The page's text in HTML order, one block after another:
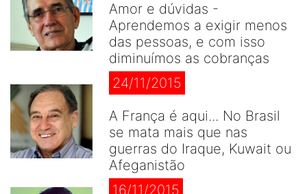
Amor e dúvidas -
Aprendemos a exigir menos
das pessoas, e com isso
diminuímos as cobranças
24/11/2015
A França é aqui... No Brasil
se mata mais que nas
guerras do Iraque, Kuwait ou
Afeganistão
16/11/2015